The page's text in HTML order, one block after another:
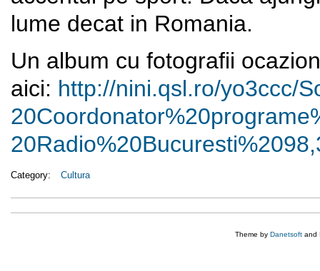
lume decat in Romania.
Un album cu fotografii
aici: http://nini.qsl.ro/yo3ccc/
Category: Cultura
Theme by Danetsoft and